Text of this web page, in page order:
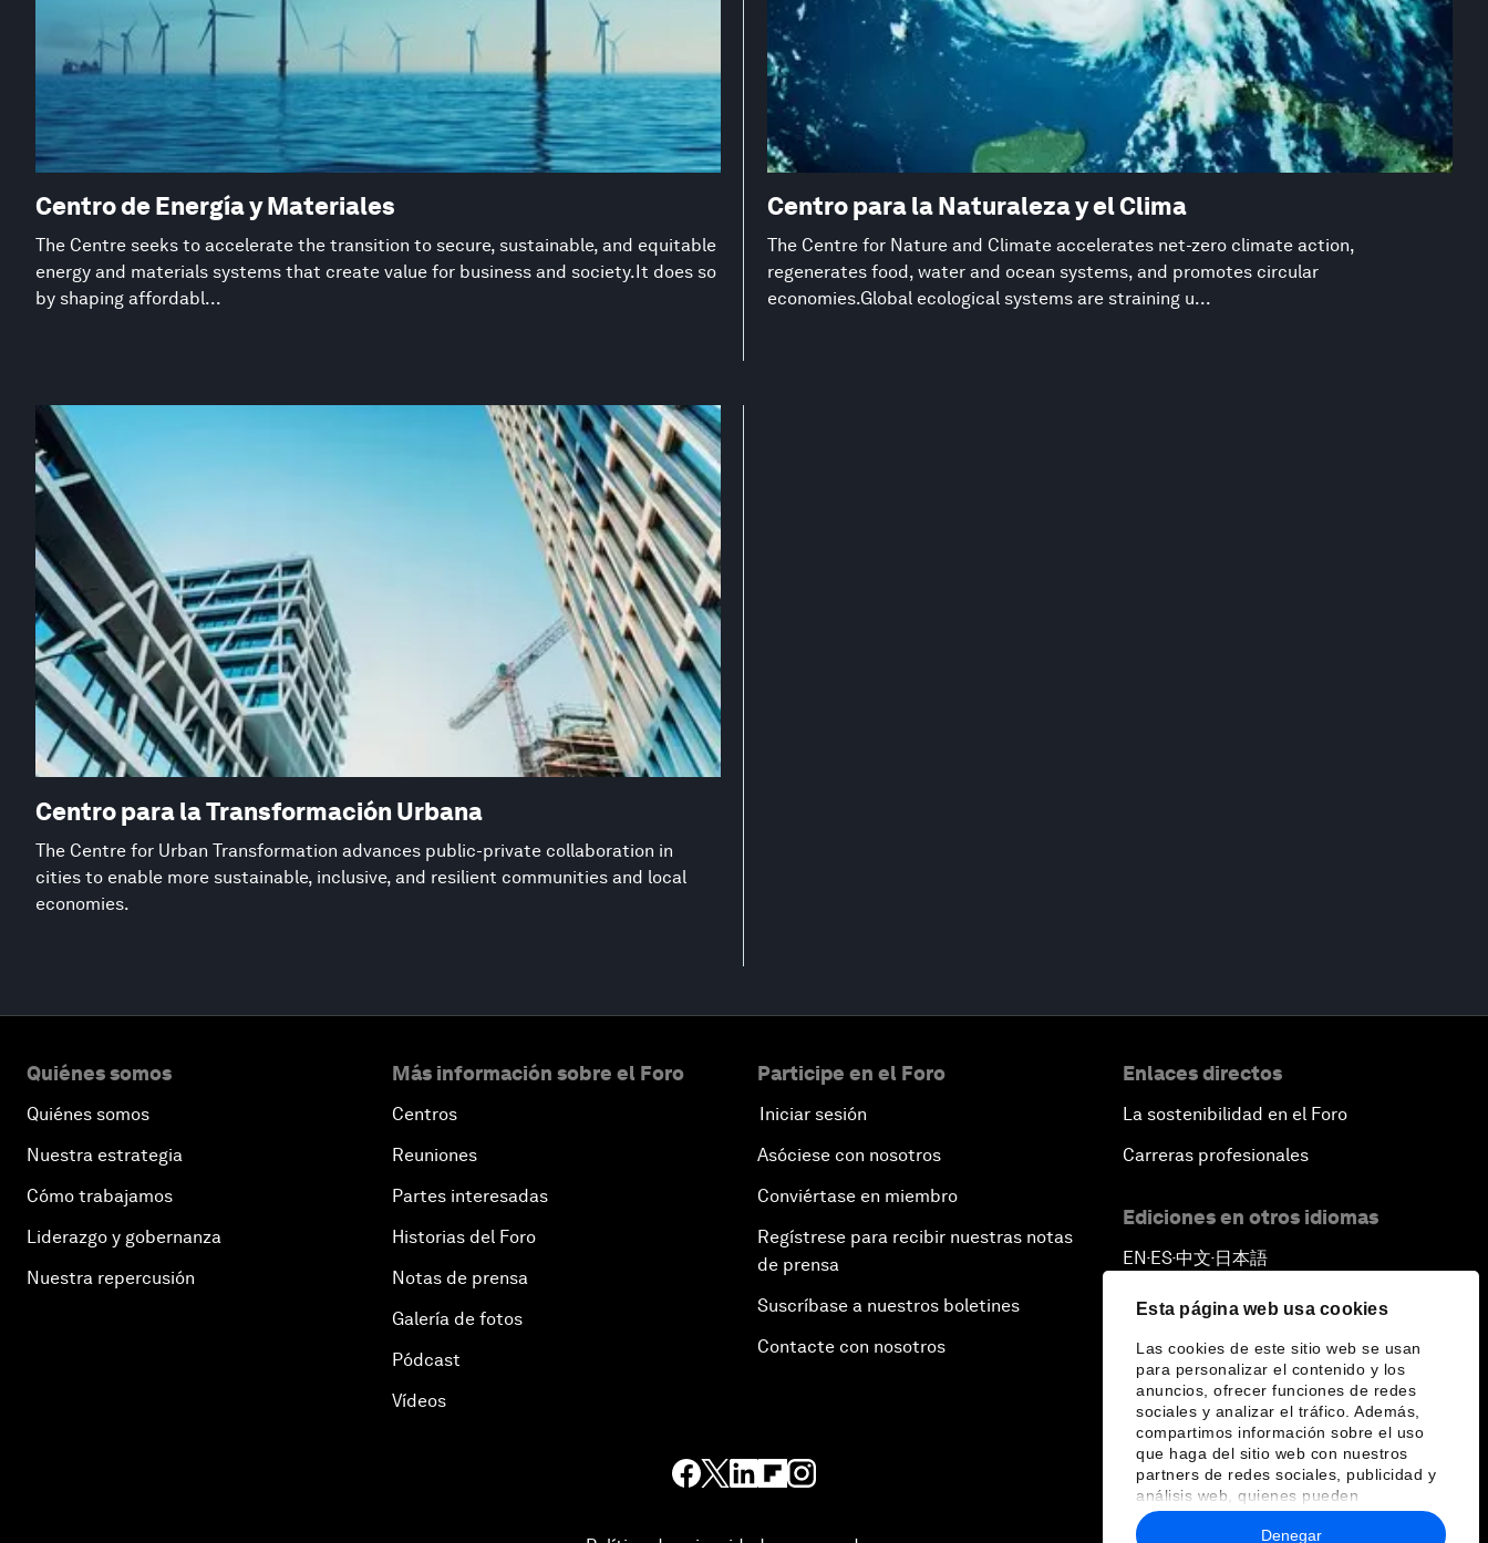
Esta página web usa cookies
Las cookies de este sitio web se usan
para personalizar el contenido y los
anuncios, ofrecer funciones de redes
sociales y analizar el tráfico. Además,
compartimos información sobre el uso
que haga del sitio web con nuestros
partners de redes sociales, publicidad y
análisis web, quienes pueden
combinarla con otra información que les
haya proporcionado o que hayan
Denegar
Centro de Energía y Materiales
The Centre seeks to accelerate the transition to secure, sustainable, and equitable
energy and materials systems that create value for business and society.It does so
by shaping affordabl...
Centro para la Naturaleza y el Clima
The Centre for Nature and Climate accelerates net-zero climate action,
regenerates food, water and ocean systems, and promotes circular
economies.Global ecological systems are straining u...
Centro para la Transformación Urbana
The Centre for Urban Transformation advances public-private collaboration in
cities to enable more sustainable, inclusive, and resilient communities and local
economies.
Quiénes somos
Quiénes somos
Nuestra estrategia
Cómo trabajamos
Liderazgo y gobernanza
Nuestra repercusión
Más información sobre el Foro
Centros
Reuniones
Partes interesadas
Historias del Foro
Notas de prensa
Galería de fotos
Pódcast
Vídeos
Participe en el Foro
Iniciar sesión
Asóciese con nosotros
Conviértase en miembro
Regístrese para recibir nuestras notas
de prensa
Suscríbase a nuestros boletines
Contacte con nosotros
Enlaces directos
La sostenibilidad en el Foro
Carreras profesionales
Ediciones en otros idiomas
EN ▪ES▪中文▪ 日本語